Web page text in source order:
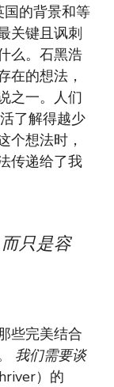
的背景和等
关键且讽刺
么。石黑浩
在的想法，
之一。人们
了解得越少
个想法时，
传递给了我
只是容
些完美结合
我们需要谈
）的